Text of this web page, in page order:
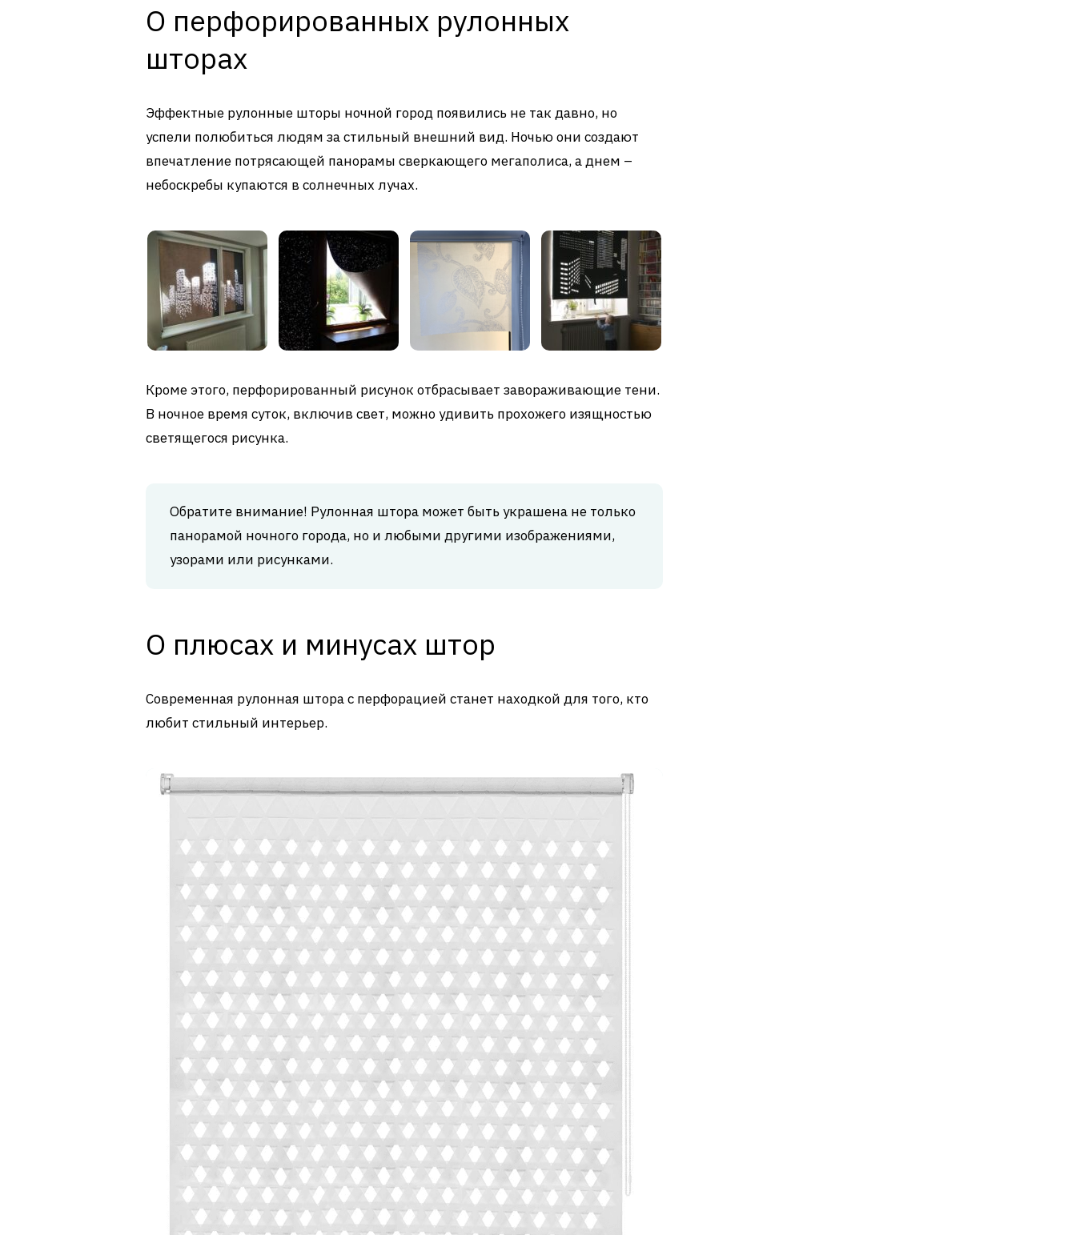
О перфорированных рулонных
шторах
Эффектные рулонные шторы ночной город появились не так давно, но
успели полюбиться людям за стильный внешний вид. Ночью они создают
впечатление потрясающей панорамы сверкающего мегаполиса, а днем –
небоскребы купаются в солнечных лучах.
Кроме этого, перфорированный рисунок отбрасывает завораживающие тени.
В ночное время суток, включив свет, можно удивить прохожего изящностью
светящегося рисунка.
Обратите внимание! Рулонная штора может быть украшена не только
панорамой ночного города, но и любыми другими изображениями,
узорами или рисунками.
О плюсах и минусах штор
Современная рулонная штора с перфорацией станет находкой для того, кто
любит стильный интерьер.